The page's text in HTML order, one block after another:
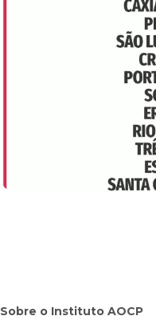
Sobre o Instituto AOCP